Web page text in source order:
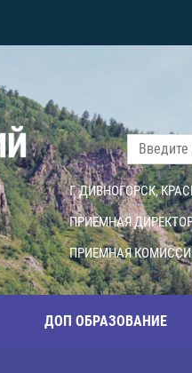
Г. ДИВНОГОРСК,
ПРИЕМНАЯ
ПРИЕМНАЯ
ДОП ОБРАЗОВАНИЕ